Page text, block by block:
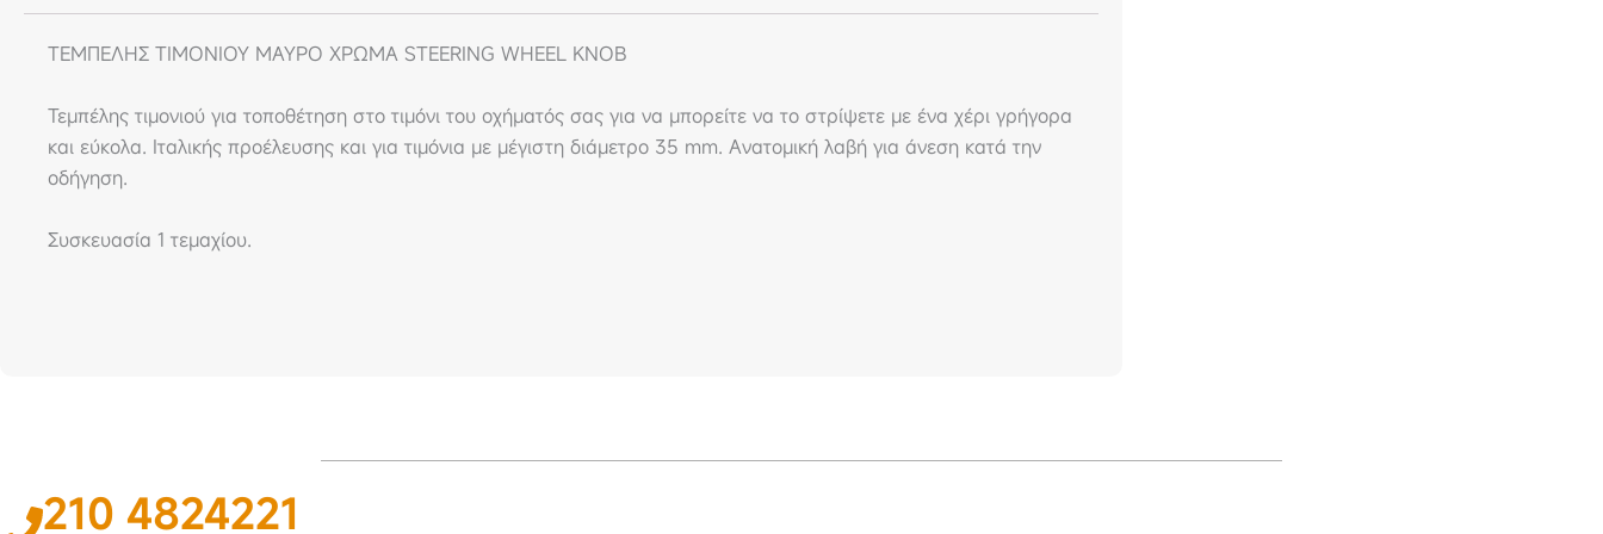
ΤΕΜΠΕΛΗΣ ΤΙΜΟΝΙΟΥ ΜΑΥΡΟ ΧΡΩΜΑ STEERING WHEEL KNOB
Τεμπέλης τιμονιού για τοποθέτηση στο τιμόνι του οχήματός σας για να μπορείτε να το στρίψετε με ένα χέρι γρήγορα
και εύκολα. Ιταλικής προέλευσης και για τιμόνια με μέγιστη διάμετρο 35 mm. Ανατομική λαβή για άνεση κατά την
οδήγηση.
Συσκευασία 1 τεμαχίου.
210 4824221